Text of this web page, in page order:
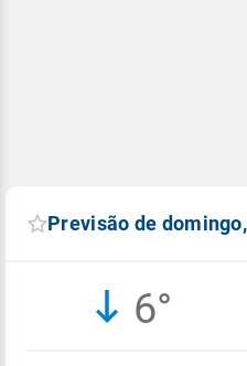
Previsão de
6°